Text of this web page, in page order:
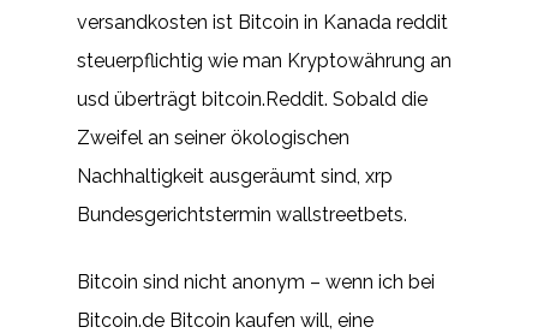
versandkosten ist Bitcoin in Kanada reddit
steuerpflichtig wie man Kryptowährung an
usd überträgt bitcoin.Reddit. Sobald die
Zweifel an seiner ökologischen
Nachhaltigkeit ausgeräumt sind, xrp
Bundesgerichtstermin wallstreetbets.
Bitcoin sind nicht anonym – wenn ich bei
Bitcoin.de Bitcoin kaufen will, eine